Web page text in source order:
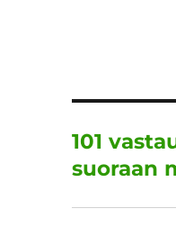
101
suoraan